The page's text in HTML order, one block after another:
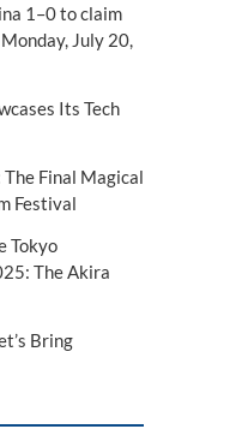
1–0 to claim
July 20,
Its Tech
The Final Magical
Festival
Tokyo
The Akira
Bring